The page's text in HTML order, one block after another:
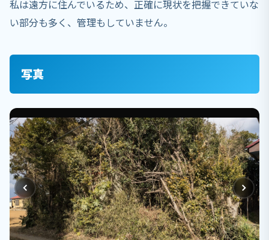
私は遠方に住んでいるため、正確に現状を把握できていな
い部分も多く、管理もしていません。
写真